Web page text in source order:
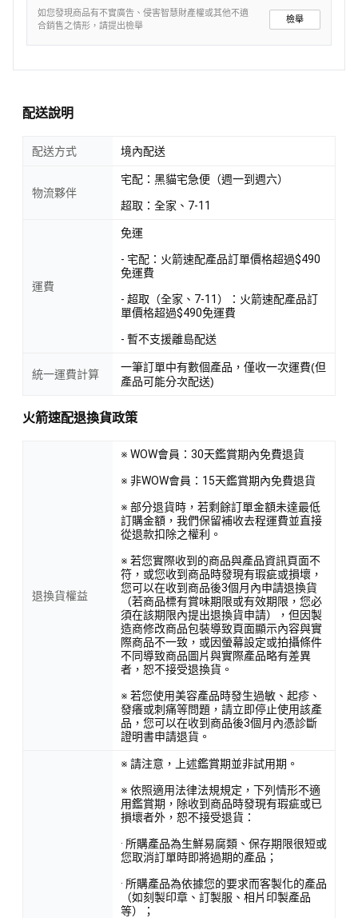
如您發現商品有不實廣告、侵害智慧財產權或其他不適
合銷售之情形，請提出檢舉
檢舉
配送說明
配送方式 境內配送
物流夥伴
宅配：黑貓宅急便（週一到週六）
超取：全家、7-11
運費
免運
- 宅配：火箭速配產品訂單價格超過$490
免運費
- 超取（全家、7-11）：火箭速配產品訂
單價格超過$490免運費
- 暫不支援離島配送
統一運費計算
一筆訂單中有數個產品，僅收一次運費(但
產品可能分次配送)
火箭速配退換貨政策
退換貨權益
※ WOW會員：30天鑑賞期內免費退貨
※ 非WOW會員：15天鑑賞期內免費退貨
※ 部分退貨時，若剩餘訂單金額未達最低
訂購金額，我們保留補收去程運費並直接
從退款扣除之權利。
※ 若您實際收到的商品與產品資訊頁面不
符，或您收到商品時發現有瑕疵或損壞，
您可以在收到商品後3個月內申請退換貨
（若商品標有賞味期限或有效期限，您必
須在該期限內提出退換貨申請），但因製
造商修改商品包裝導致頁面顯示內容與實
際商品不一致，或因螢幕設定或拍攝條件
不同導致商品圖片與實際產品略有差異
者，恕不接受退換貨。
※ 若您使用美容產品時發生過敏、起疹、
發癢或刺痛等問題，請立即停止使用該產
品，您可以在收到商品後3個月內憑診斷
證明書申請退貨。
※ 請注意，上述鑑賞期並非試用期。
※ 依照適用法律法規規定，下列情形不適
用鑑賞期，除收到商品時發現有瑕疵或已
損壞者外，恕不接受退貨：
· 所購產品為生鮮易腐類、保存期限很短或
您取消訂單時即將過期的產品；
· 所購產品為依據您的要求而客製化的產品
（如刻製印章、訂製服、相片印製產品
等）；